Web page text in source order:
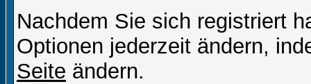
Nachdem Sie sich registriert
Optionen jederzeit ändern,
Seite ändern.